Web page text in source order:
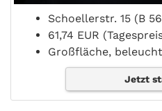
Schoellerstr. 15 (B
61,74 EUR
Großfläche,
Jetzt